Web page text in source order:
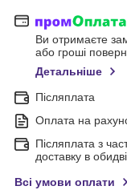
Ви отримаєте
або гроші
Детальніше
Післяплата
Оплата на
Післяплата з
доставку в
Всі умови оплати